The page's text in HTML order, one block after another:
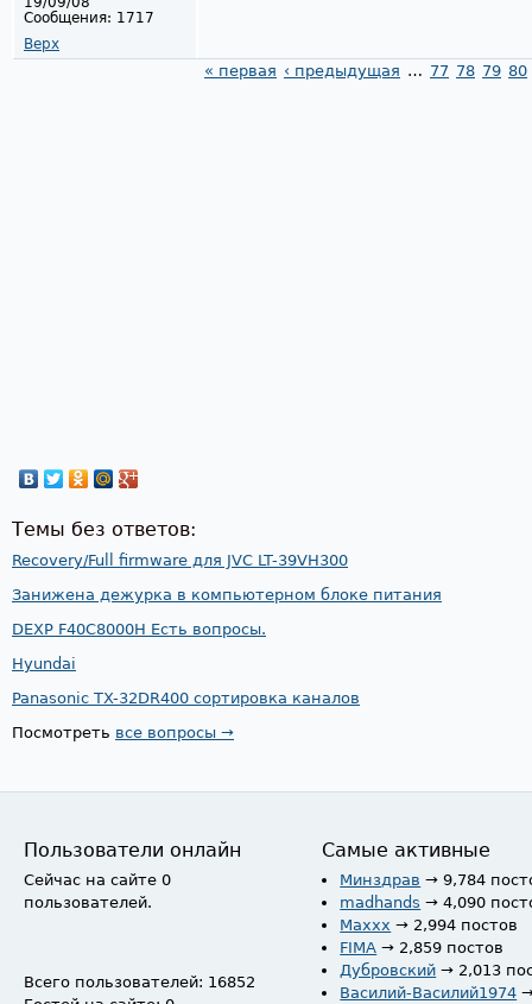
Сообщения: 1717
Верх
« первая ‹ предыдущая … 77 78 79 80
Темы без ответов:
Recovery/Full firmware для JVC LT-39VH300
Занижена дежурка в компьютерном блоке питания
DEXP F40C8000H Есть вопросы.
Hyundai
Panasonic TX-32DR400 сортировка каналов
Посмотреть все вопросы →
Пользователи онлайн
Сейчас на сайте 0
пользователей.
Всего пользователей: 16852
Самые активные
Минздрав → 9,784
madhands → 4,090
Maxxx → 2,994 постов
FIMA → 2,859 постов
Дубровский → 2,013
Василий-Василий1974